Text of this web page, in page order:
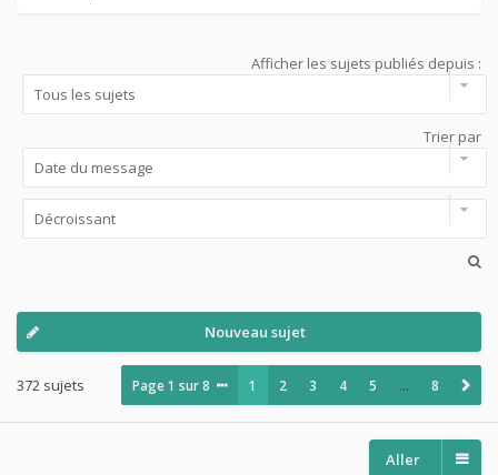
Afficher les sujets publiés depuis :
Trier par
Nouveau sujet
372 sujets Page1 sur8 1 2 3 4 5 … 8
Aller